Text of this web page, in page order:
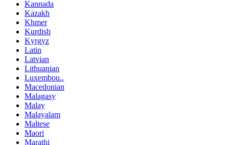
Kannada
Kazakh
Khmer
Kurdish
Kyrgyz
Latin
Latvian
Lithuanian
Luxembou..
Macedonian
Malagasy
Malay
Malayalam
Maltese
Maori
Marathi